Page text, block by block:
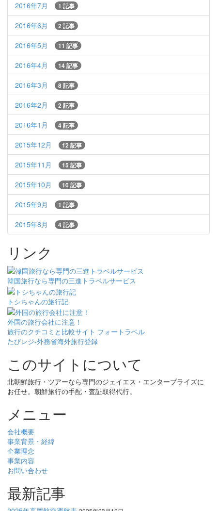
2016年7月 1 記事
2016年6月 2 記事
2016年5月 11 記事
2016年4月 14 記事
2016年3月 8 記事
2016年2月 2 記事
2016年1月 4 記事
2015年12月 12 記事
2015年11月 15 記事
2015年10月 10 記事
2015年9月 1 記事
2015年8月 4 記事
リンク
韓国旅行なら専門の三進トラベルサービス
トシちゃんの旅行記
外国の旅行会社に注意！
旅行のクチコミと比較サイト フォートラベル
たびレジ-外務省海外旅行登録
このサイトについて
北朝鮮旅行・ツアーなら専門のジェイエス・エンタープライズに
お任せ。朝鮮旅行の手配・査証取得代行。
メニュー
会社概要
事業背景・経緯
企業理念
事業内容
お問い合わせ
最新記事